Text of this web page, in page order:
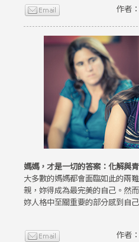
作者
媽媽，才是一切的答案：化解與
大多數的媽媽都會面臨如此的兩
親，妳得成為最完美的自己。然
妳人格中至關重要的部分感到自
作者